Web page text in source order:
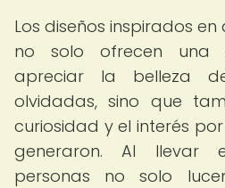
Los diseños inspirados
no solo ofrecen una
apreciar la belleza
olvidadas, sino que
curiosidad y el interés
generaron. Al llevar
personas no solo